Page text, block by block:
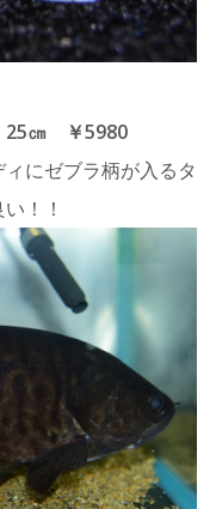
25㎝ ￥5980
にゼブラ柄が入るタ
！！